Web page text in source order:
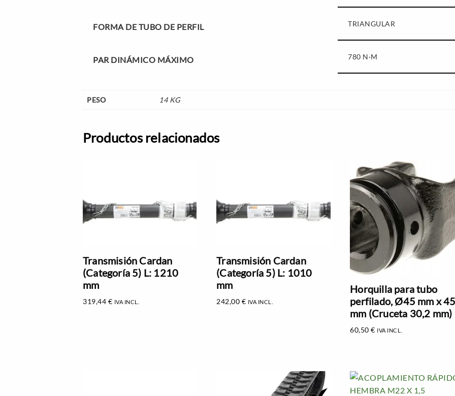
FORMA DE TUBO DE PERFIL TRIANGULAR
PAR DINÁMICO MÁXIMO 780 N·M
PESO 14 KG
Productos relacionados
Transmisión Cardan
(Categoría 5) L: 1210
mm
319,44 € IVA INCL.
Transmisión Cardan
(Categoría 5) L: 1010
mm
242,00 € IVA INCL.
Horquilla para tubo
perfilado, Ø45 mm x 45
mm (Cruceta 30,2 mm)
60,50€ IVA INCL.